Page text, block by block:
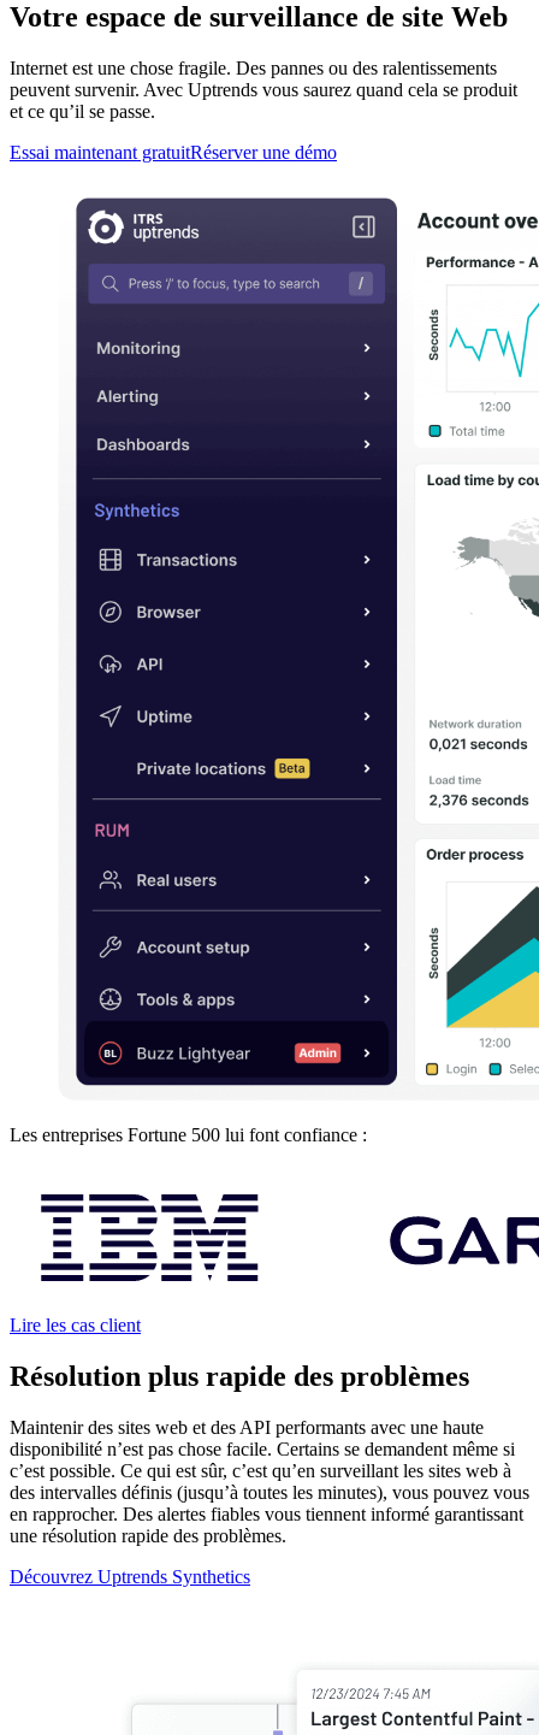
Votre espace de surveillance de site Web
Internet est une chose fragile. Des pannes ou des ralentissements
peuvent survenir. Avec Uptrends vous saurez quand cela se produit
et ce qu’il se passe.
Essai maintenant gratuitRéserver une démo
Les entreprises Fortune 500 lui font confiance :
Lire les cas client
Résolution plus rapide des problèmes
Maintenir des sites web et des API performants avec une haute
disponibilité n’est pas chose facile. Certains se demandent même si
c’est possible. Ce qui est sûr, c’est qu’en surveillant les sites web à
des intervalles définis (jusqu’à toutes les minutes), vous pouvez vous
en rapprocher. Des alertes fiables vous tiennent informé garantissant
une résolution rapide des problèmes.
Découvrez Uptrends Synthetics